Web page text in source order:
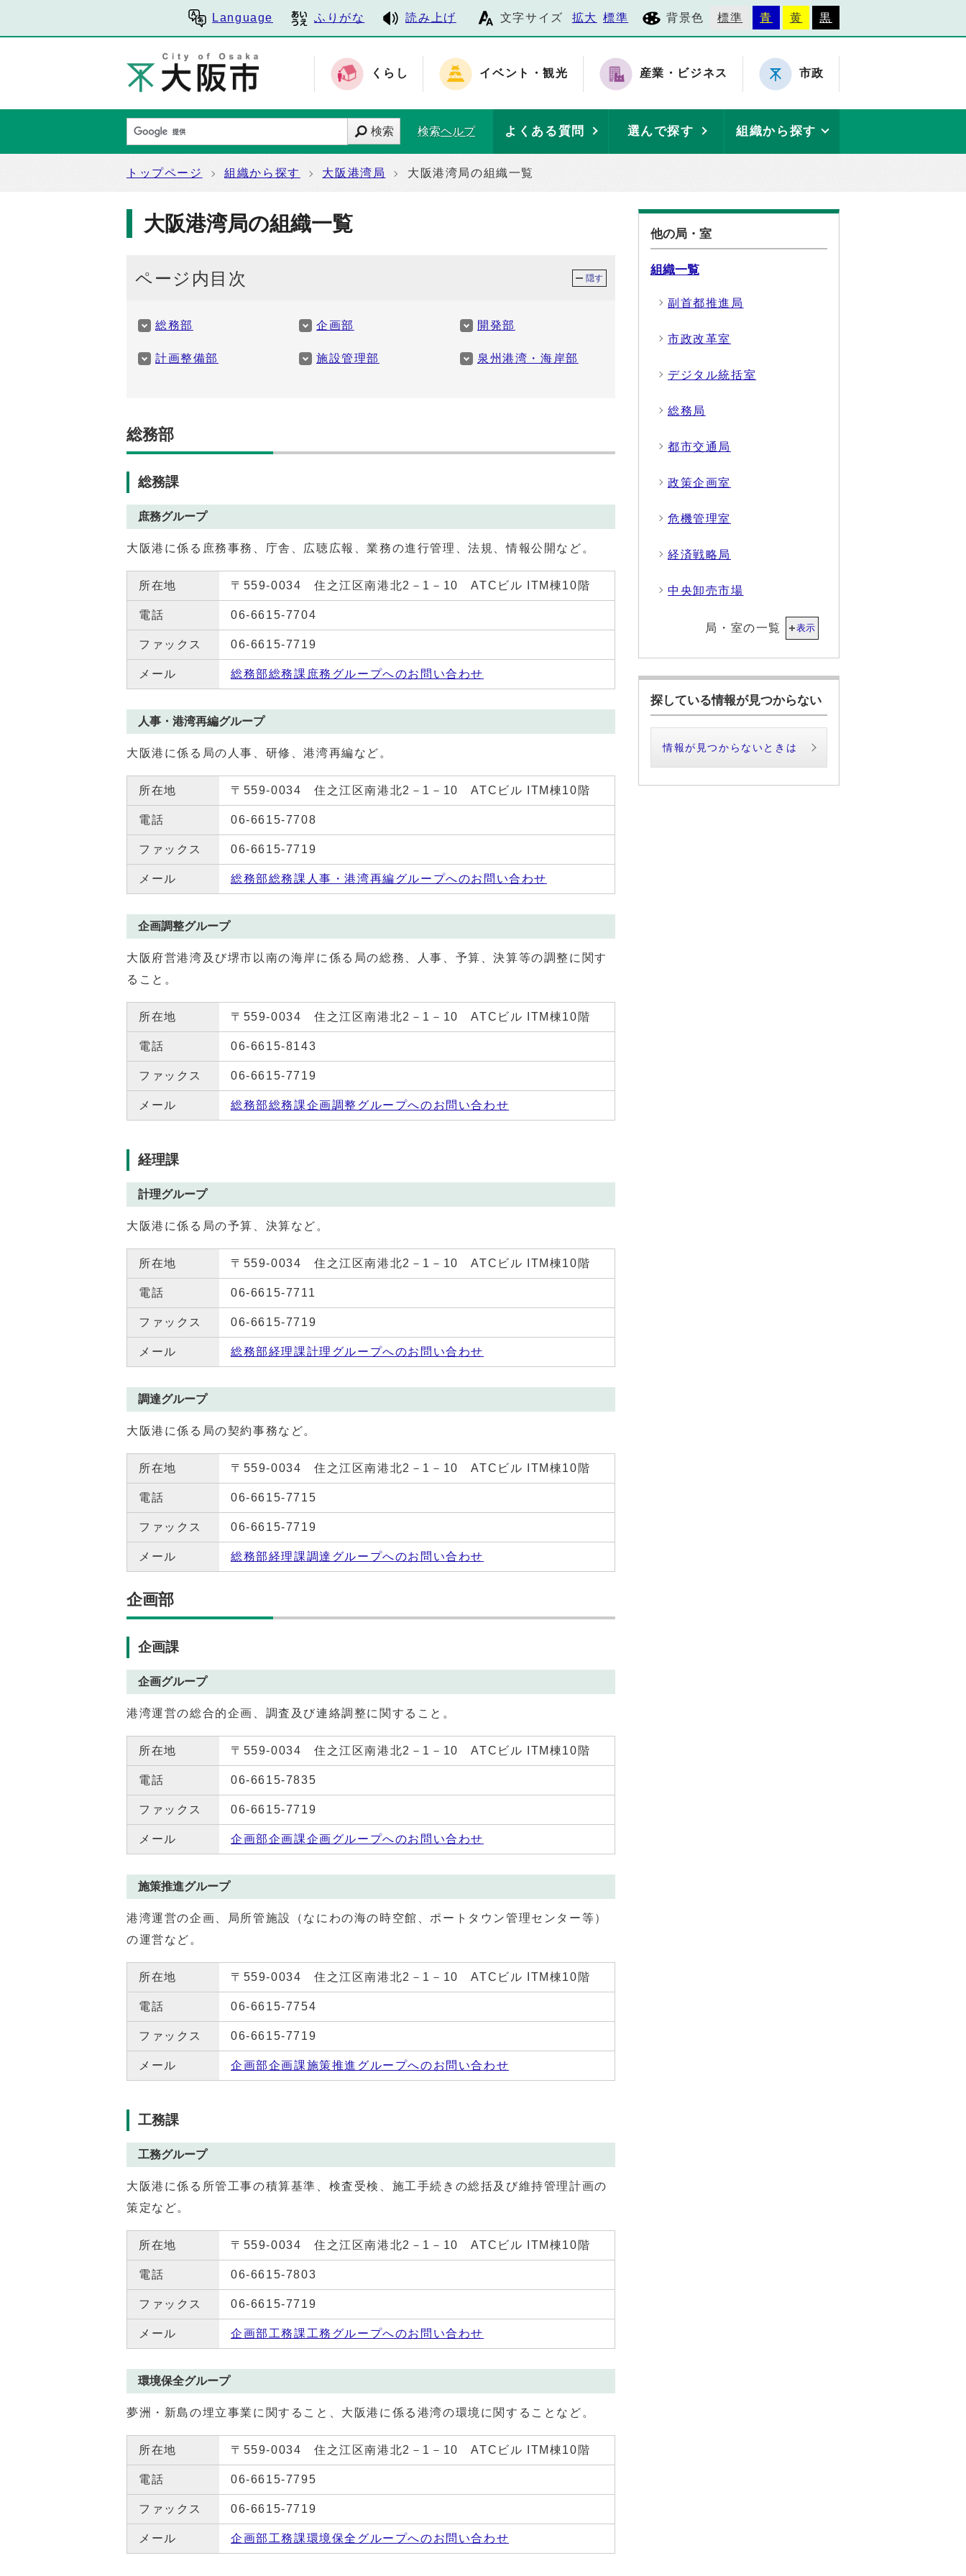
Language ふりがな 読み上げ 文字サイズ 拡大 標準 背景色 標準 青 黄 黒
くらし イベント・観光 産業・ビジネス 市政
検索 検索ヘルプ よくある質問 選んで探す 組織から探す
トップページ 組織から探す 大阪港湾局 大阪港湾局の組織一覧
大阪港湾局の組織一覧
ページ内目次 隠す
総務部 企画部 開発部
計画整備部 施設管理部 泉州港湾・海岸部
総務部
総務課
庶務グループ
大阪港に係る庶務事務、庁舎、広聴広報、業務の進行管理、法規、情報公開など。
所在地 〒559-0034 住之江区南港北2－1－10 ATCビル ITM棟10階
電話 06-6615-7704
ファックス 06-6615-7719
メール 総務部総務課庶務グループへのお問い合わせ
人事・港湾再編グループ
大阪港に係る局の人事、研修、港湾再編など。
所在地 〒559-0034 住之江区南港北2－1－10 ATCビル ITM棟10階
電話 06-6615-7708
ファックス 06-6615-7719
メール 総務部総務課人事・港湾再編グループへのお問い合わせ
企画調整グループ
大阪府営港湾及び堺市以南の海岸に係る局の総務、人事、予算、決算等の調整に関す
ること。
所在地 〒559-0034 住之江区南港北2－1－10 ATCビル ITM棟10階
電話 06-6615-8143
ファックス 06-6615-7719
メール 総務部総務課企画調整グループへのお問い合わせ
経理課
計理グループ
大阪港に係る局の予算、決算など。
所在地 〒559-0034 住之江区南港北2－1－10 ATCビル ITM棟10階
電話 06-6615-7711
ファックス 06-6615-7719
メール 総務部経理課計理グループへのお問い合わせ
調達グループ
大阪港に係る局の契約事務など。
所在地 〒559-0034 住之江区南港北2－1－10 ATCビル ITM棟10階
電話 06-6615-7715
ファックス 06-6615-7719
メール 総務部経理課調達グループへのお問い合わせ
企画部
企画課
企画グループ
港湾運営の総合的企画、調査及び連絡調整に関すること。
所在地 〒559-0034 住之江区南港北2－1－10 ATCビル ITM棟10階
電話 06-6615-7835
ファックス 06-6615-7719
メール 企画部企画課企画グループへのお問い合わせ
施策推進グループ
港湾運営の企画、局所管施設（なにわの海の時空館、ポートタウン管理センター等）
の運営など。
所在地 〒559-0034 住之江区南港北2－1－10 ATCビル ITM棟10階
電話 06-6615-7754
ファックス 06-6615-7719
メール 企画部企画課施策推進グループへのお問い合わせ
工務課
工務グループ
大阪港に係る所管工事の積算基準、検査受検、施工手続きの総括及び維持管理計画の
策定など。
所在地 〒559-0034 住之江区南港北2－1－10 ATCビル ITM棟10階
電話 06-6615-7803
ファックス 06-6615-7719
メール 企画部工務課工務グループへのお問い合わせ
環境保全グループ
夢洲・新島の埋立事業に関すること、大阪港に係る港湾の環境に関することなど。
所在地 〒559-0034 住之江区南港北2－1－10 ATCビル ITM棟10階
電話 06-6615-7795
ファックス 06-6615-7719
メール 企画部工務課環境保全グループへのお問い合わせ
他の局・室
組織一覧
副首都推進局
市政改革室
デジタル統括室
総務局
都市交通局
政策企画室
危機管理室
経済戦略局
中央卸売市場
局・室の一覧 表示
探している情報が見つからない
情報が見つからないときは